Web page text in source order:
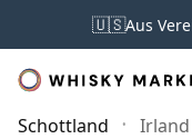
🇺🇸Aus
Schottland Irland